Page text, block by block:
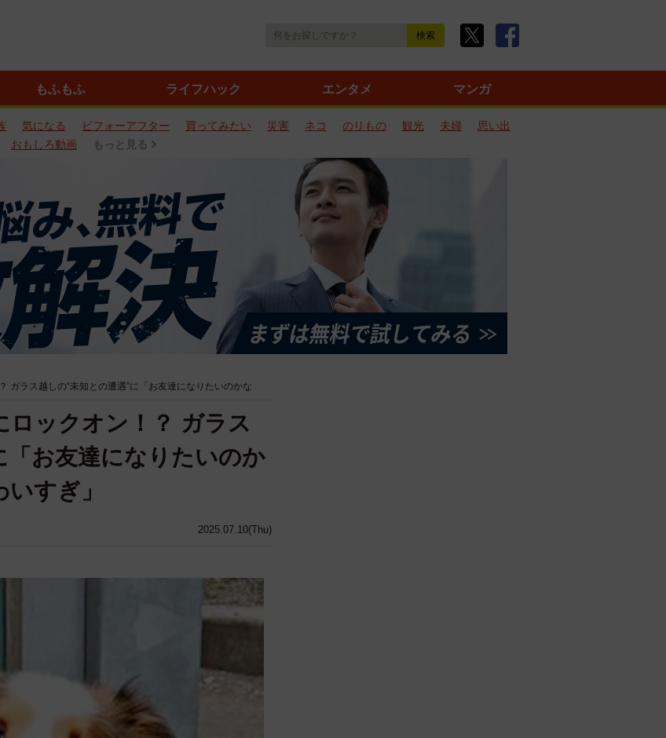
もふもふ ライフハック エンタメ マンガ
気になる ビフォーアフター 買ってみたい 災害 ネコ のりもの 観光 夫婦
思い出
おもしろ動画 もっと見る
ガラス越しの“未知との遭遇”に「お友達になりたいのかな
2025.07.10(Thu)
ックオン！？ ガラス
「お友達になりたいのか
すぎ」